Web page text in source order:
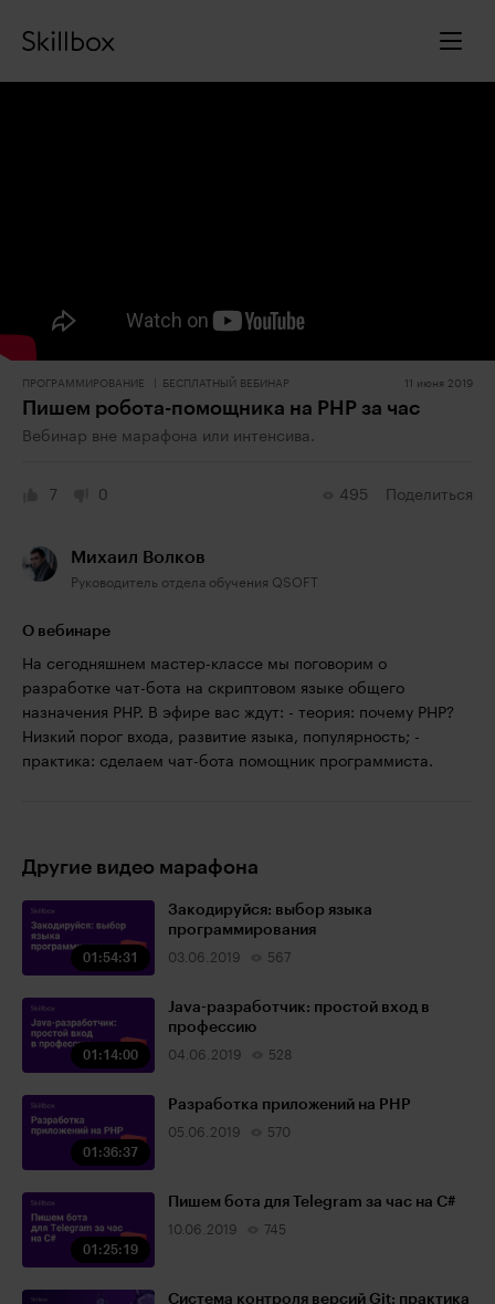
ПРОГРАММИРОВАНИЕ БЕСПЛАТНЫЙ ВЕБИНАР 11 июня 2019
Пишем робота-помощника на PHP за час
Вебинар вне марафона или интенсива.
7 0 495 Поделиться
Михаил Волков
Руководитель отдела обучения QSOFT
О вебинаре
На сегодняшнем мастер-классе мы поговорим о
разработке чат-бота на скриптовом языке общего
назначения PHP. В эфире вас ждут: - теория: почему PHP?
Низкий порог входа, развитие языка, популярность; -
практика: сделаем чат-бота помощник программиста.
Другие видео марафона
01:54:31
Закодируйся: выбор языка
программирования
03.06.2019 567
01:14:00
Java-разработчик: простой вход в
профессию
04.06.2019 528
01:36:37
Разработка приложений на PHP
05.06.2019 570
01:25:19
Пишем бота для Telegram за час на С#
10.06.2019 745
Система контроля версий Git: практика